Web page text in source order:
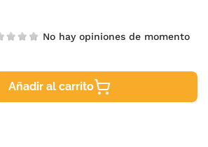
No hay opiniones de momento
Añadir al carrito